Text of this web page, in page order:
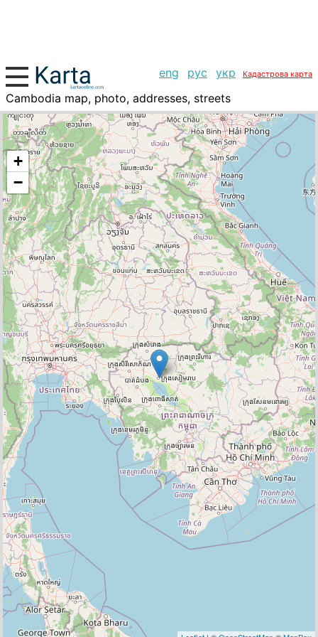
eng рус укр Кадастрова карта
Cambodia map, photo, addresses, streets
+
−